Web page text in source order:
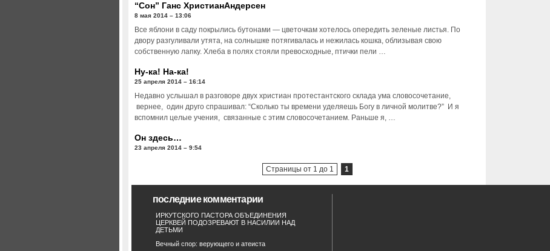
“Сон” Ганс ХристианАндерсен
8 мая 2014 – 13:06
Все яблони в саду покрылись бутонами — цветочкам хотелось опередить зеленые листья. По
двору разгуливали утята, на солнышке потягивалась и нежилась кошка, облизывая свою
собственную лапку. Хлеба в полях стояли превосходные, птички пели …
Ну-ка! На-ка!
25 апреля 2014 – 16:14
Недавно услышал в разговоре двух христиан протестантского склада ума словосочетание,
вернее, один друго спрашивал: “Сколько ты времени уделяешь Богу в личной молитве?” И я
вспомнил целые учения, связанные с этим словосочетанием. Раньше я, …
Он здесь…
23 апреля 2014 – 9:54
Страницы от 1 до 1 1
последние комментарии
ИРКУТСКОГО ПАСТОРА ОБЪЕДИНЕНИЯ
ЦЕРКВЕЙ ПОДОЗРЕВАЮТ В НАСИЛИИ НАД
ДЕТЬМИ
Вечный спор: верующего и атеиста